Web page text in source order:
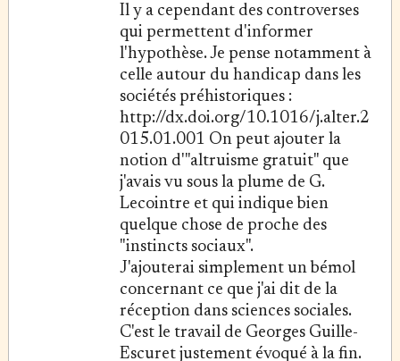
Il y a cependant des controverses
qui permettent d'informer
l'hypothèse. Je pense notamment à
celle autour du handicap dans les
sociétés préhistoriques :
http://dx.doi.org/10.1016/j.alter.2
015.01.001 On peut ajouter la
notion d'"altruisme gratuit" que
j'avais vu sous la plume de G.
Lecointre et qui indique bien
quelque chose de proche des
"instincts sociaux".
J'ajouterai simplement un bémol
concernant ce que j'ai dit de la
réception dans sciences sociales.
C'est le travail de Georges Guille-
Escuret justement évoqué à la fin.